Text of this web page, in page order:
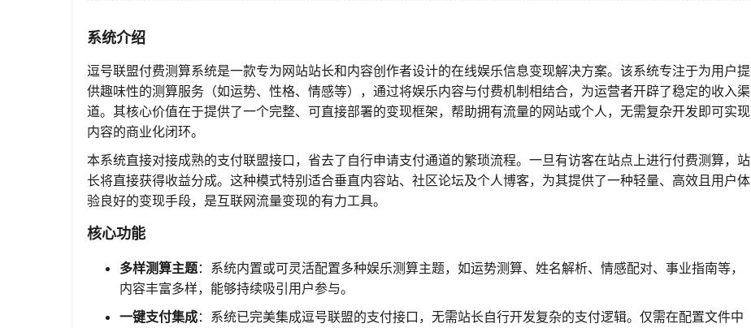
系统介绍
逗号联盟付费测算系统是一款专为网站站长和内容创作者设计的在线娱乐信息变现解决方案。该系统专注于为用户提
供趣味性的测算服务（如运势、性格、情感等），通过将娱乐内容与付费机制相结合，为运营者开辟了稳定的收入渠
道。其核心价值在于提供了一个完整、可直接部署的变现框架，帮助拥有流量的网站或个人，无需复杂开发即可实现
内容的商业化闭环。
本系统直接对接成熟的支付联盟接口，省去了自行申请支付通道的繁琐流程。一旦有访客在站点上进行付费测算，站
长将直接获得收益分成。这种模式特别适合垂直内容站、社区论坛及个人博客，为其提供了一种轻量、高效且用户体
验良好的变现手段，是互联网流量变现的有力工具。
核心功能
多样测算主题：系统内置或可灵活配置多种娱乐测算主题，如运势测算、姓名解析、情感配对、事业指南等，
内容丰富多样，能够持续吸引用户参与。
一键支付集成：系统已完美集成逗号联盟的支付接口，无需站长自行开发复杂的支付逻辑。仅需在配置文件中